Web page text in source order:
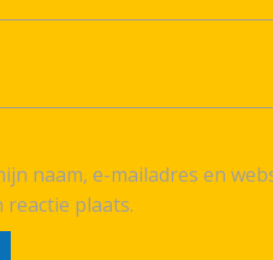
naam, e-mailadres en
reactie plaats.